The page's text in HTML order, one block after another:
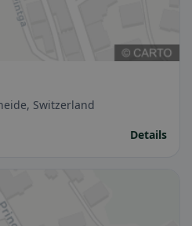
Switzerland
Details